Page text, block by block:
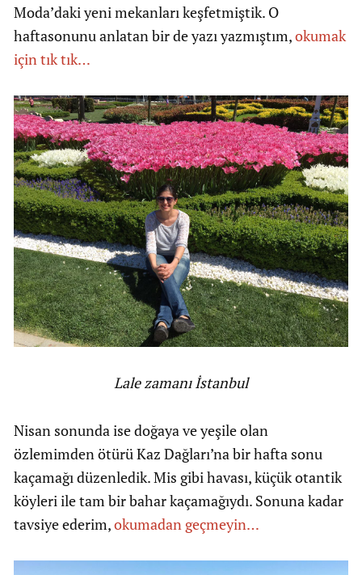
Moda’daki yeni mekanları keşfetmiştik. O
haftasonunu anlatan bir de yazı yazmıştım,okumak
için tık tık…
Lale zamanı İstanbul
Nisan sonunda ise doğaya ve yeşile olan
özlemimden ötürü Kaz Dağları’na bir hafta sonu
kaçamağı düzenledik. Mis gibi havası, küçük otantik
köyleri ile tam bir bahar kaçamağıydı. Sonuna kadar
tavsiye ederim,okumadan geçmeyin…